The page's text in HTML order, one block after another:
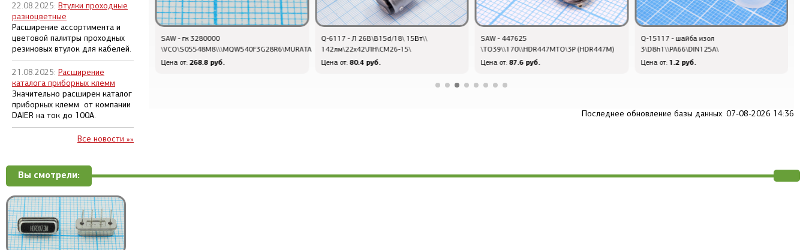
22.08.2025: Втулки проходные
разноцветные
Расширение ассортимента и
цветовой палитры проходных
резиновых втулок для кабелей.
21.08.2025: Расширение
каталога приборных клемм
Значительно расширен каталог
приборных клемм от компании
DAIER на ток до 100А.
Все новости »»
SAW - 916800 \S05035C4\\
80\\HDR916,80MS20\(HD2903)
Цена от:40.8 руб.
SAW - гк 3280000
\VCO\S05548M8\\\MQW540F3G28R6\MURATA
Цена от: 268.8 руб.
Q-6117 - Л 26В\B15d/18\ 15Вт\\
142лм\22x42\ЛН\СМ26-15\
Цена от: 80.4 руб.
SAW - 447625
\TO39\\170\\HDR447MTO\3P (HDR447M)
Цена от: 87.6 руб.
Q-15117 - шайба изол
3\D8h1\\PA66\DIN125A\
Цена от: 1.2 руб.
Последнее обновление базы данных: 07-08-2026 14:36
Вы смотрели: